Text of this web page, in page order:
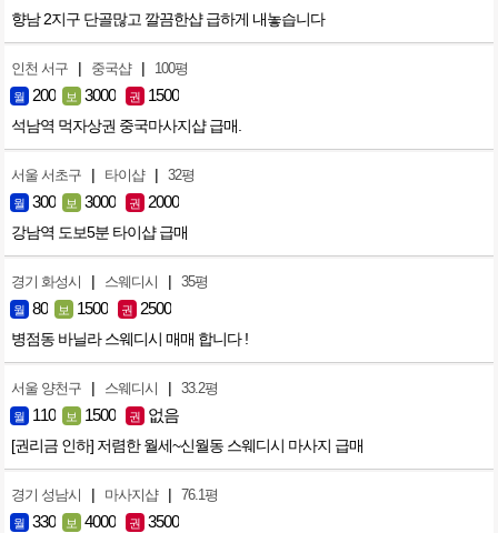
향남 2지구 단골많고 깔끔한샵 급하게 내놓습니다
인천 서구 | 중국샵 | 100평
월 200 보 3000 권 1500
석남역 먹자상권 중국마사지샵 급매.
서울 서초구 | 타이샵 | 32평
월 300 보 3000 권 2000
강남역 도보5분 타이샵 급매
경기 화성시 | 스웨디시 | 35평
월 80 보 1500 권 2500
병점동 바닐라 스웨디시 매매 합니다 !
서울 양천구 | 스웨디시 | 33.2평
월 110 보 1500 권 없음
[권리금 인하] 저렴한 월세~신월동 스웨디시 마사지 급매
경기 성남시 | 마사지샵 | 76.1평
월 330 보 4000 권 3500